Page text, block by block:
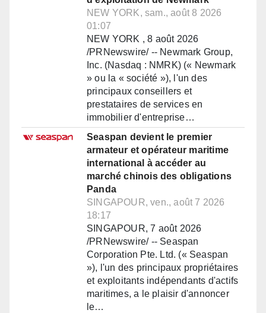
NEW YORK, sam., août 8 2026
01:07
NEW YORK , 8 août 2026
/PRNewswire/ -- Newmark Group,
Inc. (Nasdaq : NMRK) (« Newmark
» ou la « société »), l'un des
principaux conseillers et
prestataires de services en
immobilier d'entreprise…
Seaspan devient le premier
armateur et opérateur maritime
international à accéder au
marché chinois des obligations
Panda
SINGAPOUR, ven., août 7 2026
18:17
SINGAPOUR, 7 août 2026
/PRNewswire/ -- Seaspan
Corporation Pte. Ltd. (« Seaspan
»), l'un des principaux propriétaires
et exploitants indépendants d'actifs
maritimes, a le plaisir d'annoncer
le…